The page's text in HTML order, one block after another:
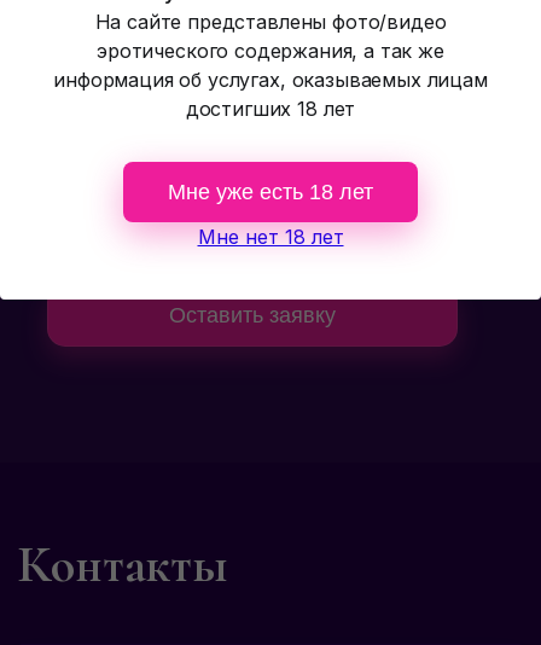
Наши программы
Контакты
На сайте представлены фото/видео
эротического содержания, а так же
информация об услугах, оказываемых лицам
достигших 18 лет
Мне уже есть 18 лет
Мне нет 18 лет